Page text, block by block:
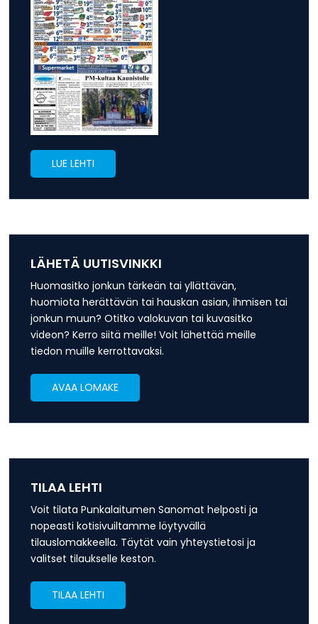
LUE LEHTI
LÄHETÄ UUTISVINKKI
Huomasitko jonkun tärkeän tai yllättävän,
huomiota herättävän tai hauskan asian, ihmisen tai
jonkun muun? Otitko valokuvan tai kuvasitko
videon? Kerro siitä meille! Voit lähettää meille
tiedon muille kerrottavaksi.
AVAA LOMAKE
TILAA LEHTI
Voit tilata Punkalaitumen Sanomat helposti ja
nopeasti kotisivuiltamme löytyvällä
tilauslomakkeella. Täytät vain yhteystietosi ja
valitset tilaukselle keston.
TILAA LEHTI